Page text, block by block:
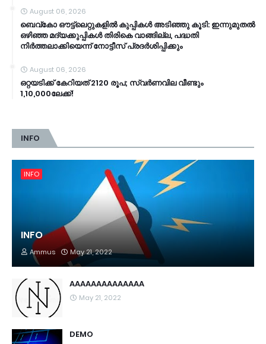
August 06, 2026
ബെവ്‌കോ ഔട്ട്‌ലെറ്റുകളില്‍ കുപ്പികള്‍ അടിഞ്ഞു കൂടി: ഇന്നുമുതല്‍
ഒഴിഞ്ഞ മദ്യക്കുപ്പികള്‍ തിരികെ വാങ്ങില്ല, പദ്ധതി
നിര്‍ത്തലാക്കിയെന്ന് നോട്ടീസ് പ്രദര്‍ശിപ്പിക്കും
August 06, 2026
ഒറ്റയടിക്ക് കേറിയത് 2120 രൂപ; സ്വര്‍ണവില വീണ്ടും
1,10,000ലേക്ക്!
INFO
INFO
INFO
Ammus May 21, 2022
AAAAAAAAAAAAAA
May 21, 2022
DEMO